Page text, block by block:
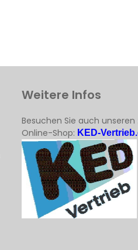
Weitere Infos
Besuchen Sie auch unseren
Online-Shop: KED-